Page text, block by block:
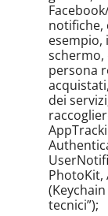
notifiche,
esempio,
schermo,
persona
dei
PhotoKit,
tecnici”);